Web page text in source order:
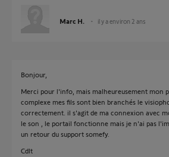
Marc H. il y a environ 2 ans
Bonjour,
Merci pour l'info, mais malheureusement mon
complexe mes fils sont bien branchés le
correctement. il s'agit de ma connexion avec
le son , le portail fonctionne mais je n'ai pas
un retour du support somefy.
Cdlt